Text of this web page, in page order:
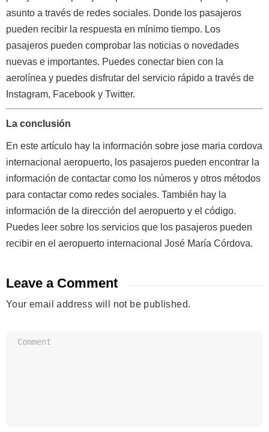
asunto a través de redes sociales. Donde los pasajeros
pueden recibir la respuesta en mínimo tiempo. Los
pasajeros pueden comprobar las noticias o novedades
nuevas e importantes. Puedes conectar bien con la
aerolínea y puedes disfrutar del servicio rápido a través de
Instagram, Facebook y Twitter.
La conclusión
En este artículo hay la información sobre jose maria cordova
internacional aeropuerto, los pasajeros pueden encontrar la
información de contactar como los números y otros métodos
para contactar como redes sociales. También hay la
información de la dirección del aeropuerto y el código.
Puedes leer sobre los servicios que los pasajeros pueden
recibir en el aeropuerto internacional José María Córdova.
Leave a Comment
Your email address will not be published.